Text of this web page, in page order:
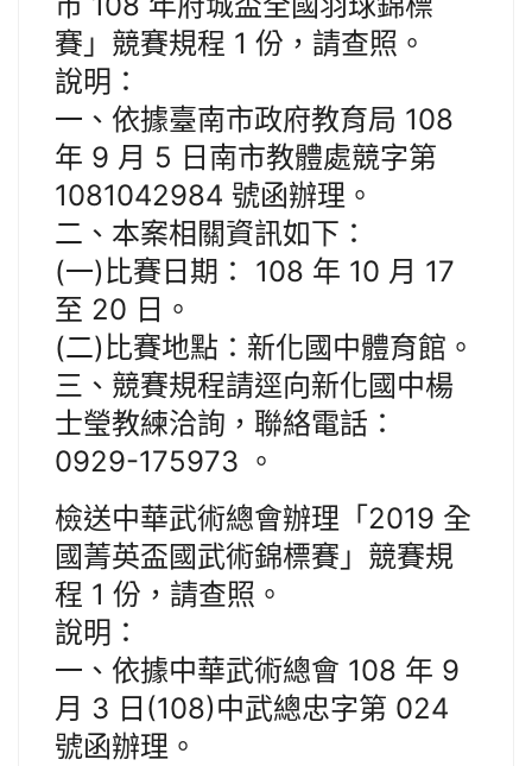
賽」競賽規程 1 份，請查照。
說明：
一、依據臺南市政府教育局 108
年 9 月 5 日南市教體處競字第
1081042984 號函辦理。
二、本案相關資訊如下：
(一)比賽日期： 108 年 10 月 17
至 20 日。
(二)比賽地點：新化國中體育館。
三、競賽規程請逕向新化國中楊
士瑩教練洽詢，聯絡電話：
0929-175973 。
檢送中華武術總會辦理「2019 全
國菁英盃國武術錦標賽」競賽規
程 1 份，請查照。
說明：
一、依據中華武術總會 108 年 9
月 3 日(108)中武總忠字第 024
號函辦理。